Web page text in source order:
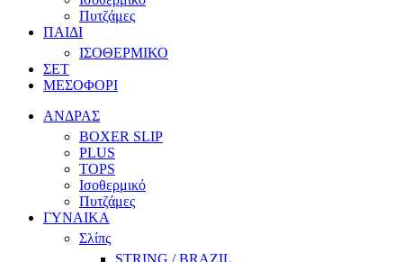
Πυτζάμες
ΠΑΙΔΙ
ΙΣΟΘΕΡΜΙΚΟ
ΣΕΤ
ΜΕΣΟΦΟΡΙ
ΑΝΔΡΑΣ
BOXER SLIP
PLUS
TOPS
Ισοθερμικό
Πυτζάμες
ΓΥΝΑΙΚΑ
Σλίπς
STRING / BRAZIL